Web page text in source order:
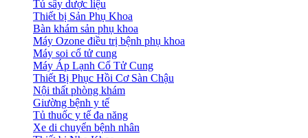
Tủ sấy dược liệu
Thiết bị Sản Phụ Khoa
Bàn khám sản phụ khoa
Máy Ozone điều trị bệnh phụ khoa
Máy soi cổ tử cung
Máy Áp Lạnh Cổ Tử Cung
Thiết Bị Phục Hồi Cơ Sàn Chậu
Nội thất phòng khám
Giường bệnh y tế
Tủ thuốc y tế đa năng
Xe di chuyển bệnh nhân